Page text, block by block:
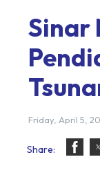
Sinar
Friday, April 5,
Share: